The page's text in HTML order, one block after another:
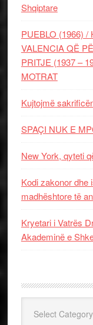
Shqiptare
PUEBLO (1966) /
VALENCIA QË
PRITJE (1937 –
MOTRAT
Kujtojmë
SPAÇI NUK E
New York, qyteti
Kodi zakonor dhe
madhështore të
Kryetari i Vatrës
Akademinë e